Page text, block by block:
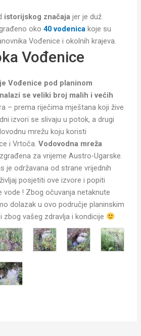
istorijskog značaja jer je duž
oko40 vodenica koje su
Vođenice i okolnih krajeva.
Vođenice
Vođenice pod planinom
se veliki broj malih i većih
– prema riječima mještana koji žive
izvori se slivaju u potok, a drugi
mrežu koju koristi
i Vrtoča.Vodovodna mreža
za vrijeme Austro-Ugarske.
je održavana od strane vrijednih
posjetiti ove izvore i popiti
vode ! Zbog očuvanja netaknute
dolazak u ovo područje planinskim
zbog vašeg zdravlja i kondicije